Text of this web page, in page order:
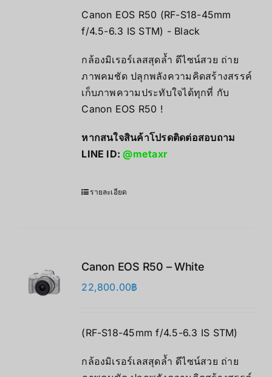
Canon EOS R50 (RF-S18-45mm
f/4.5-6.3 IS STM) - Black
กล้องมิเรอร์เลสสุดล้ำ ดีไซน์สวย ถ่าย
ภาพคมชัด ปลุกพลังความคิดสร้างสรรค์
เก็บภาพความประทับใจได้ทุกที่ กับ
Canon EOS R50 !
หากสนใจสินค้าโปรดติดต่อสอบถาม
LINE ID:@metaxr
รายละเอียด
Canon EOS R50 – White
22,800.00฿
(RF-S18-45mm f/4.5-6.3 IS STM)
กล้องมิเรอร์เลสสุดล้ำ ดีไซน์สวย ถ่าย